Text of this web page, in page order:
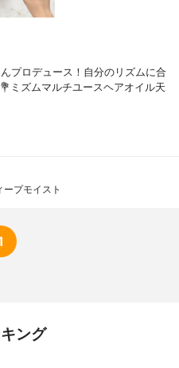
プロデュース！自分のリズムに合
ミズムマルチユースヘアオイル⁡⁡天
プモイスト
ング